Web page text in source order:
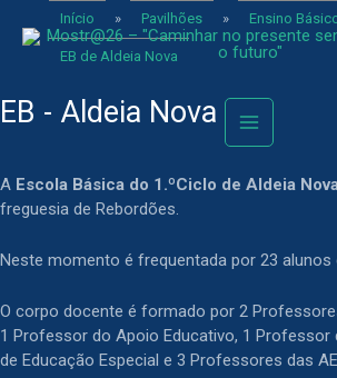
Início » Pavilhões » Ensino
EB de Aldeia Nova
EB - Aldeia Nova
A Escola Básica do 1.ºCiclo de Aldeia Nova
freguesia de Rebordões.
Neste momento é frequentada por 23 alunos
O corpo docente é formado por 2
1 Professor do Apoio Educativo, 1 Professor
de Educação Especial e 3 Professores das